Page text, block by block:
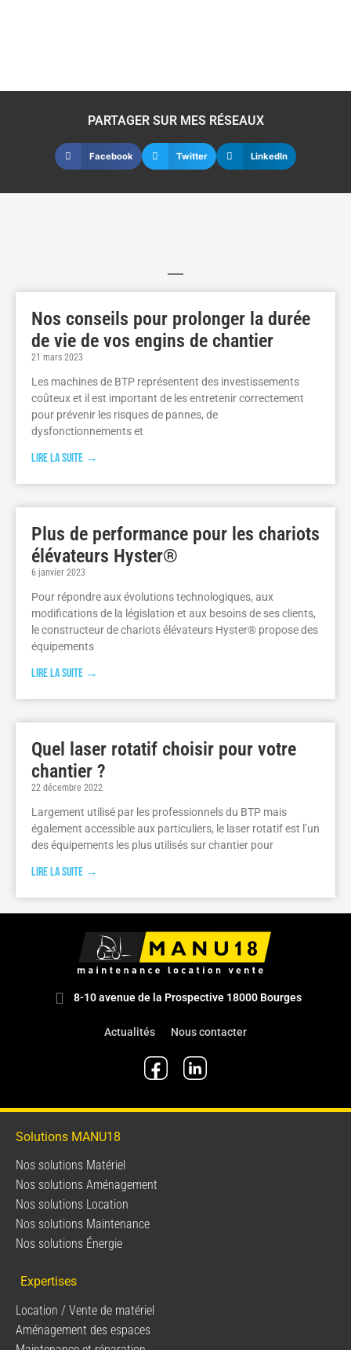
PARTAGER SUR MES RÉSEAUX
Facebook Twitter LinkedIn
Nos conseils pour prolonger la durée
de vie de vos engins de chantier
21 mars 2023
Les machines de BTP représentent des investissements
coûteux et il est important de les entretenir correctement
pour prévenir les risques de pannes, de
dysfonctionnements et
Lire la suite →
Plus de performance pour les chariots
élévateurs Hyster®
6 janvier 2023
Pour répondre aux évolutions technologiques, aux
modifications de la législation et aux besoins de ses clients,
le constructeur de chariots élévateurs Hyster® propose des
équipements
Lire la suite →
Quel laser rotatif choisir pour votre
chantier ?
22 décembre 2022
Largement utilisé par les professionnels du BTP mais
également accessible aux particuliers, le laser rotatif est l’un
des équipements les plus utilisés sur chantier pour
Lire la suite →
8-10 avenue de la Prospective 18000 Bourges
Actualités Nous contacter
Solutions MANU18
Nos solutions Matériel
Nos solutions Aménagement
Nos solutions Location
Nos solutions Maintenance
Nos solutions Énergie
Expertises
Location / Vente de matériel
Aménagement des espaces